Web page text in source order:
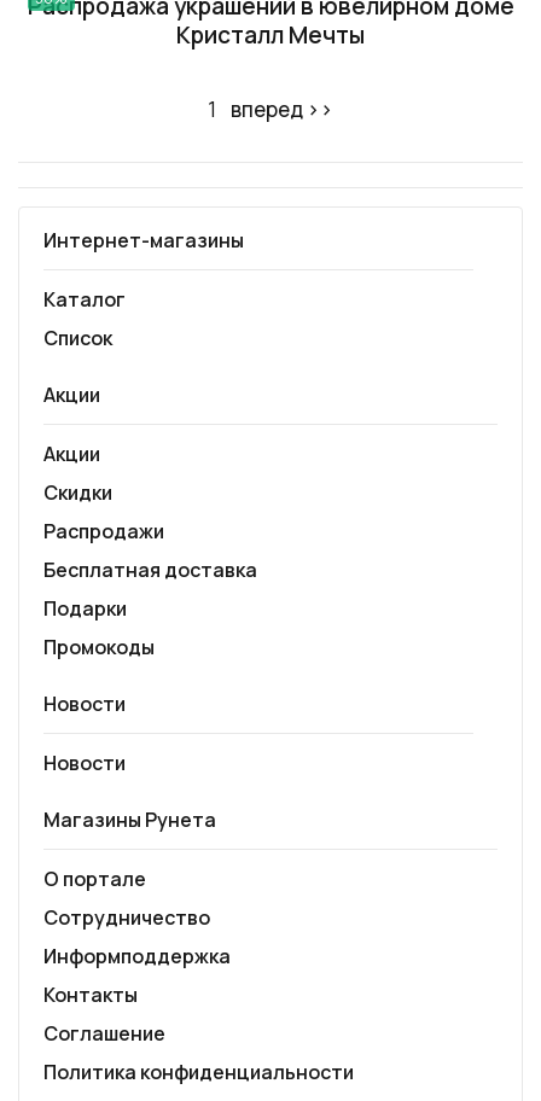
Кристалл Мечты
1 вперед ››
Интернет-магазины
Каталог
Список
Акции
Акции
Скидки
Распродажи
Бесплатная доставка
Подарки
Промокоды
Новости
Новости
Магазины Рунета
О портале
Сотрудничество
Информподдержка
Контакты
Соглашение
Политика конфиденциальности